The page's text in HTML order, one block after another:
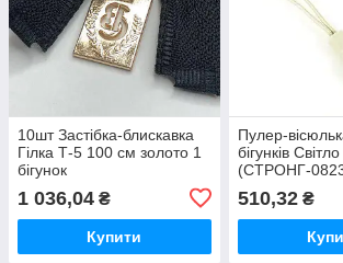
10шт Застібка-блискавка
Гілка Т-5 100 см золото 1
бігунок
1 036,04 ₴
Купити
Пулер-
бігунків
(СТРОНГ-
510,32₴